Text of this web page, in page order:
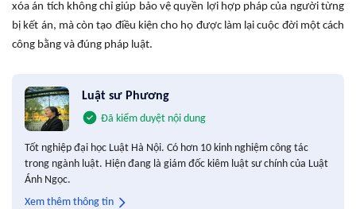
xóa án tích không chỉ giúp bảo vệ quyền lợi hợp pháp của người từng
bị kết án, mà còn tạo điều kiện cho họ được làm lại cuộc đời một cách
công bằng và đúng pháp luật.
Luật sư Phương
Đã kiểm duyệt nội dung
Tốt nghiệp đại học Luật Hà Nội. Có hơn 10 kinh nghiệm công tác
trong ngành luật. Hiện đang là giám đốc kiêm luật sư chính của Luật
Ánh Ngọc.
Xem thêm thông tin